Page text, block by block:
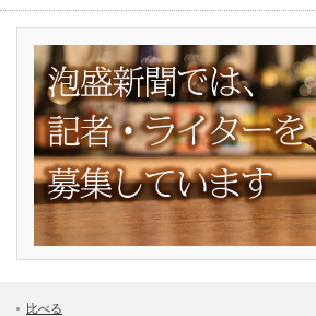
比べる